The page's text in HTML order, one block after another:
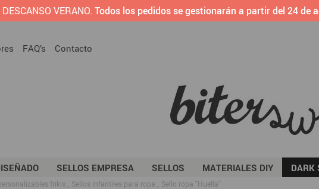
DESCANSO VERANO. Todos los pedidos se gestionarán a partir del 24 de
FAQ’s Contacto
SELLOS EMPRESA SELLOS MATERIALES DIY DARK
frikis Sellos infantiles para ropa Sello ropa "Huella"